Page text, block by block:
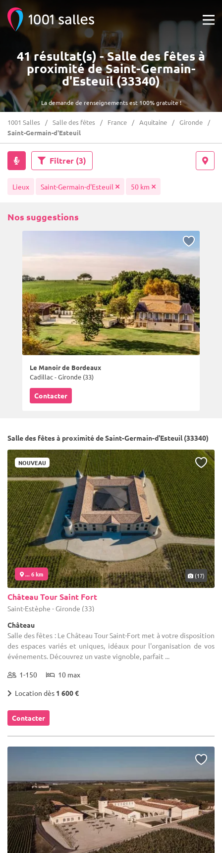
La demande de renseignements est 100% gratuite !
41 résultat(s) - Salle des fêtes à
proximité de Saint-Germain-
d'Esteuil (33340)
1001 Salles Salle des fêtes France Aquitaine
Gironde
Saint-Germain-d'Esteuil
Filtrer (3)
Lieux Saint-Germain-d'Esteuil 50 km
Nos suggestions
Le Manoir de Bordeaux
Cadillac - Gironde (33)
Contacter
Salle des fêtes à proximité de Saint-Germain-d'Esteuil (33340)
NOUVEAU
... 6 km (17)
Château Tour Saint Fort
Saint-Estèphe - Gironde (33)
Château
Salle des fêtes : Le Château Tour Saint-Fort met à votre disposition
des espaces variés et uniques, idéaux pour l'organisation de vos
événements. Découvrez un vaste vignoble, parfait ...
1-150 10 max
Location dès 1 600 €
Contacter